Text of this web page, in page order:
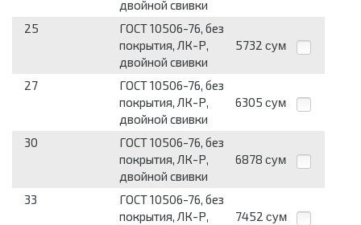
двойной свивки
25
ГОСТ 10506-76, без
покрытия, ЛК-Р,
двойной свивки
5732 сум
27
ГОСТ 10506-76, без
покрытия, ЛК-Р,
двойной свивки
6305 сум
30
ГОСТ 10506-76, без
покрытия, ЛК-Р,
двойной свивки
6878 сум
33
ГОСТ 10506-76, без
покрытия, ЛК-Р,
7452 сум